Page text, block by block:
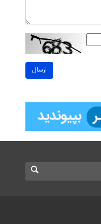
ارسال